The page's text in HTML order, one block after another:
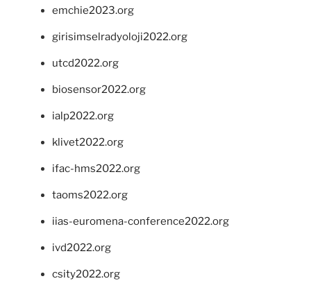
emchie2023.org
girisimselradyoloji2022.org
utcd2022.org
biosensor2022.org
ialp2022.org
klivet2022.org
ifac-hms2022.org
taoms2022.org
iias-euromena-conference2022.org
ivd2022.org
csity2022.org